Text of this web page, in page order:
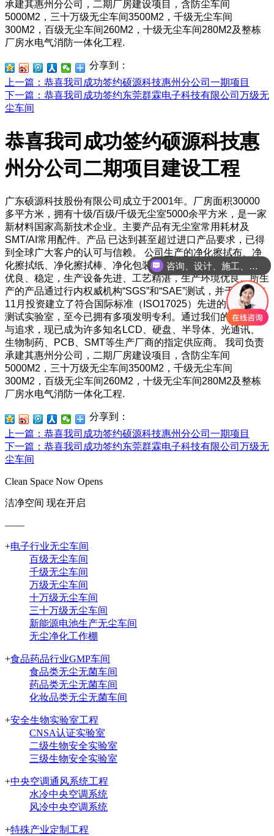
承建其惠州分公司，二期厂房建设项目，含防尘车间
5000M2，三十万级无尘车间3500M2，千级无尘车间
300M2，百级无尘车间260M2，十级无尘车间280M2及整栋
厂房水电气消防一体化工程.
分享到：
上一篇 ：恭喜我司成功签约硕源科技惠州分公司一期项目
下一篇 ：恭喜我司成功签约东莞群霖电子科技有限公司万级无
尘车间
恭喜我司成功签约硕源科技惠
州分公司二期项目建设工程
广东硕源科技股份有限公司成立于2001年。厂房面积30000
多平方米，拥有十级/百级/千级无尘室5000余平方米，是一家
新材料国家高新技术企业。主要产品有无尘室常用耗材及
SMT/AI常用配件。产品 已达到甚至超过进口产品要求，已得
到全球广大客户的认可与信赖。
公司生产的净化擦拭布、净
化擦拭纸、净化擦拭棒、净化包装袋等系列产品，原材料品质
优良、稳定，生产设备先进、工艺精湛，生产环境优良。所生
产的产品通过行内权威机构“SGS”和“SAE”测试，并于2006年
11月投资建立了符合国际标准（ISO17025）先进的无尘研发
测试实验室，至今已拥有多项发明专利。通过我们的不懈努力
与追求，现已成为许多知名LCD、硬盘、半导体、光通讯、
生物制药、PCB、SMT等生产厂商的指定供应商。
我司负责
承建其惠州分公司，二期厂房建设项目，含防尘车间
5000M2，三十万级无尘车间3500M2，千级无尘车间
300M2，百级无尘车间260M2，十级无尘车间280M2及整栋
厂房水电气消防一体化工程.
分享到：
上一篇 ：恭喜我司成功签约硕源科技惠州分公司一期项目
下一篇 ：恭喜我司成功签约东莞群霖电子科技有限公司万级无
尘车间
Clean Space Now Opens
洁净空间 现在开启
——
+电子行业无尘车间
百级无尘车间
千级无尘车间
万级无尘车间
十万级无尘车间
三十万级无尘车间
新能源电池生产无尘车间
无尘净化工作棚
+食品药品行业GMP车间
食品类无尘无菌车间
药品类无尘无菌车间
化妆品类无尘无菌车间
+安全生物实验室工程
CNSA认证实验室
二级生物安全实验室
三级生物安全实验室
+中央空调通风系统工程
水冷中央空调系统
风冷中央空调系统
+特殊产业定制工程
咨询、设计、施工、调试等一体化服务
我们全国项目可承接